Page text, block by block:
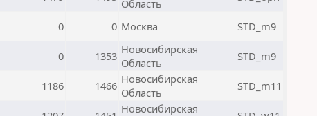
Область
0 0 Москва STD_m9
0 1353 Новосибирская
Область
STD_m9
1186 1466 Новосибирская
Область
STD_m11
Новосибирская